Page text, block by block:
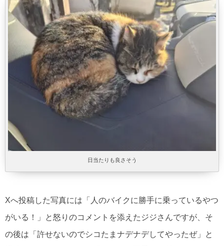
日当たりも良さそう
Xへ投稿した写真には「人のバイクに勝手に乗っているやつ
がいる！」と怒りのコメントを添えたジジさんですが、そ
の後は「許せないのでシコたまナデナデしてやったぜ」と